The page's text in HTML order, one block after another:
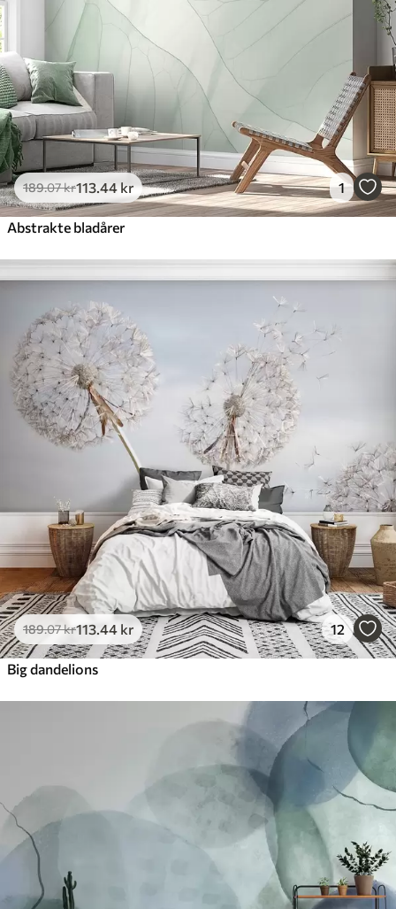
189.07kr113 .44kr 1
Abstrakte bladårer
189.07kr113 .44 kr 12
Big dandelions